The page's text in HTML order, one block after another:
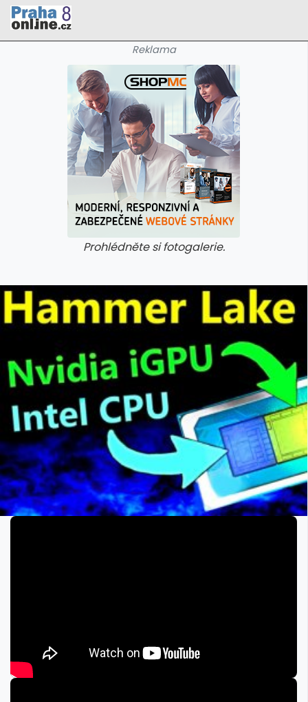
Reklama
Prohlédněte si fotogalerie.